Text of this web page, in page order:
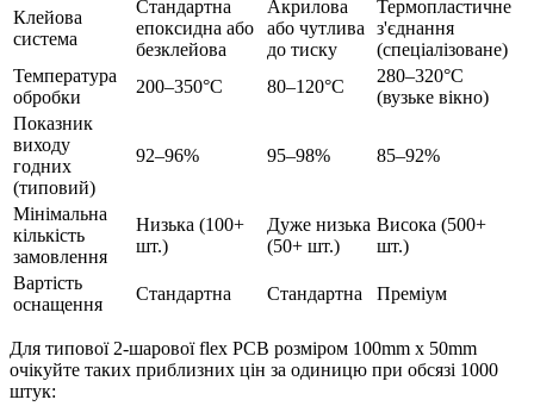
Клейова
система
Стандартна
епоксидна або
безклейова
Акрилова
або чутлива
до тиску
Термопластичне
з'єднання
(спеціалізоване)
Температура
обробки
200–350°C 80–120°C
280–320°C
(вузьке вікно)
Показник
виходу
годних
(типовий)
92–96% 95–98% 85–92%
Мінімальна
кількість
замовлення
Низька (100+
шт.)
Дуже низька
(50+ шт.)
Висока (500+
шт.)
Вартість
оснащення
Стандартна Стандартна Преміум
Для типової 2-шарової flex PCB розміром 100mm x 50mm
очікуйте таких приблизних цін за одиницю при обсязі 1000
штук: